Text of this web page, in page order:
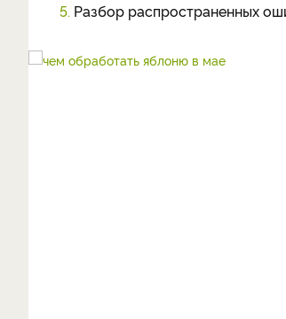
5. Разбор распространенных